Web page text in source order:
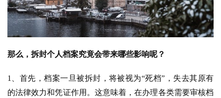
那么，拆封个人档案究竟会带来哪些影响呢？
1、首先，档案一旦被拆封，将被视为“死档”，失去其原有
的法律效力和凭证作用。这意味着，在办理各类需要审核档